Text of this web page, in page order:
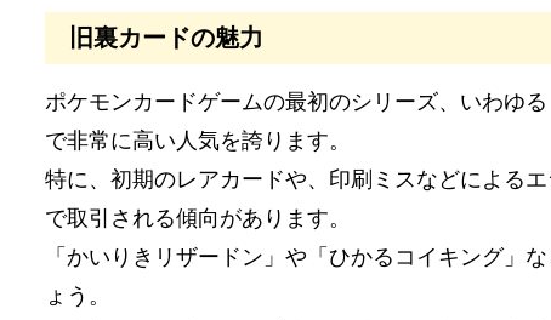
旧裏カードの魅力
ポケモンカードゲームの最初のシリーズ、いわゆ
で非常に高い人気を誇ります。
特に、初期のレアカードや、印刷ミスなどによる
で取引される傾向があります。
「かいりきリザードン」や「ひかるコイキング」
ょう。